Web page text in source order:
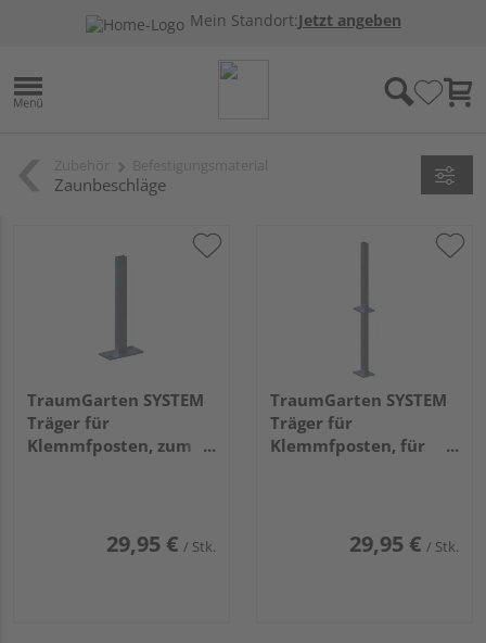
Mein Standort:Jetzt angeben
Zaunbeschläge
TraumGarten SYSTEM
Träger für
Klemmfposten, zum
29,95 € / Stk.
TraumGarten SYSTEM
Träger für
Klemmfposten, für
29,95 € / Stk.